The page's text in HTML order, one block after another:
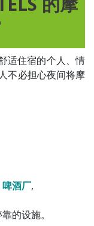
适住宿的个人、情
不必担心夜间将摩
啤酒厂,
的设施。